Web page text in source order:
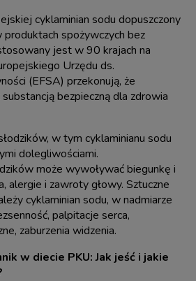
cyklaminian sodu dopuszczony
spożywczych bez
jest w 90 krajach na
Urzędu ds.
(EFSA) przekonują, że
bezpieczną dla zdrowia
w tym cyklaminianu sodu
dolegliwościami.
może wywoływać biegunkę i
alergie i zawroty głowy. Sztuczne
cyklaminian sodu, w nadmiarze
palpitacje serca,
zaburzenia widzenia.
w diecie PKU: Jak jeść i jakie